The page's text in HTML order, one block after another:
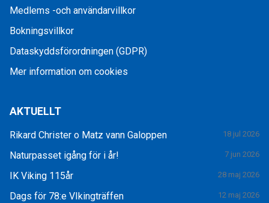
Medlems -och användarvillkor
Bokningsvillkor
Dataskyddsförordningen (GDPR)
Mer information om cookies
AKTUELLT
Rikard Christer o Matz vann Galoppen 18 jul 2026
Naturpasset igång för i år! 7 jun 2026
IK Viking 115år 28 maj 2026
Dags för 78:e VIkingträffen 12 maj 2026